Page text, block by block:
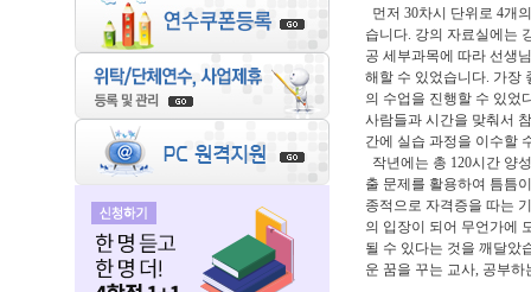
먼저 30차시 단위로 4개
습니다. 강의 자료실에는
공 세부과목에 따라 선생
해할 수 있었습니다. 가장
의 수업을 진행할 수 있었
사람들과 시간을 맞춰서
간에 실습 과정을 이수할
작년에는 총 120시간 양
출 문제를 활용하여 틈틈
종적으로 자격증을 따는
의 입장이 되어 무언가에
될 수 있다는 것을 깨달았
운 꿈을 꾸는 교사, 공부하